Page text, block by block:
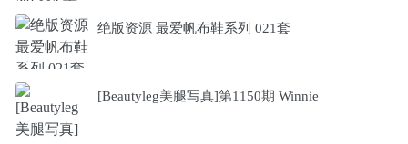
绝版资源 最爱帆布鞋系列 021套
[Beautyleg美腿写真]第1150期 Winnie